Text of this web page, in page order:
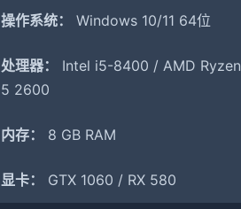
操作系统： Windows 10/11 64位
处理器：
Intel i5-8400 / AMD Ryzen
5 2600
内存： 8 GB RAM
显卡： GTX 1060 / RX 580